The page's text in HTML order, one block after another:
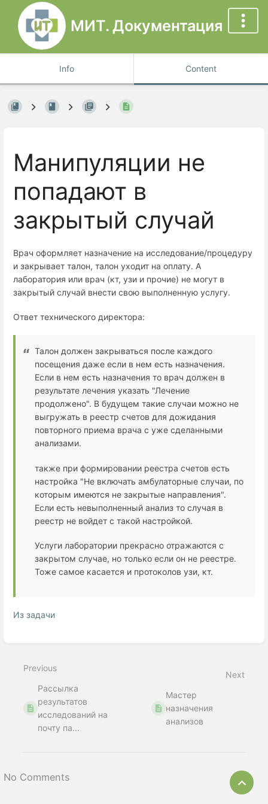
МИТ. Документация
Info Content
Манипуляции не
попадают в
закрытый случай
Врач оформляет назначение на исследование/процедуру
и закрывает талон, талон уходит на оплату. А
лаборатория или врач (кт, узи и прочие) не могут в
закрытый случай внести свою выполненную услугу.
Ответ технического директора:
Талон должен закрываться после каждого
посещения даже если в нем есть назначения.
Если в нем есть назначения то врач должен в
результате лечения указать "Лечение
продолжено". В будущем такие случаи можно не
выгружать в реестр счетов для дожидания
повторного приема врача с уже сделанными
анализами.
также при формировании реестра счетов есть
настройка "Не включать амбулаторные случаи, по
которым имеются не закрытые направления".
Если есть невыполненный анализ то случая в
реестр не войдет с такой настройкой.
Услуги лаборатории прекрасно отражаются с
закрытом случае, но только если он не реестре.
Тоже самое касается и протоколов узи, кт.
Из задачи
mode
Previous
Рассылка
результатов
исследований на
почту па...
Next
Мастер
назначения
анализов
No Comments